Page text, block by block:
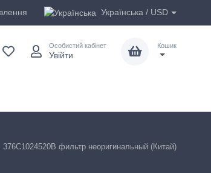
Українська / USD
Особистий кабінет
Увійти
Кошик
376C1024520B фильтр неоригинальный (Китай)